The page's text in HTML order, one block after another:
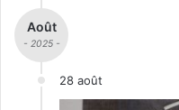
Août
- 2025 -
28 août